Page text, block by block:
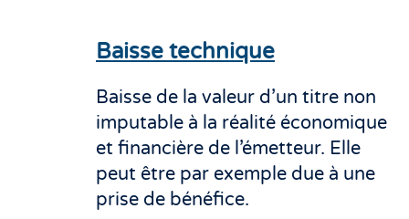
Baisse technique
Baisse de la valeur d’un titre non
imputable à la réalité économique
et financière de l’émetteur. Elle
peut être par exemple due à une
prise de bénéfice.